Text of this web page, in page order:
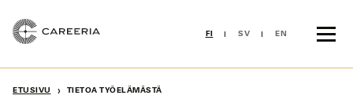
sisältöön
FI SV EN
ETUSIVU › TIETOA TYÖELÄMÄSTÄ